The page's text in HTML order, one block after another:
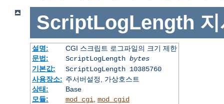
ScriptLogLength
설명:
CGI 스크립트 로그파일의 크기 제한
문법:
ScriptLogLength bytes
기본값:
ScriptLogLength 10385760
사용장소: 주서버설정, 가상호스트
상태:
Base
모듈:
mod_cgi mod_cgid